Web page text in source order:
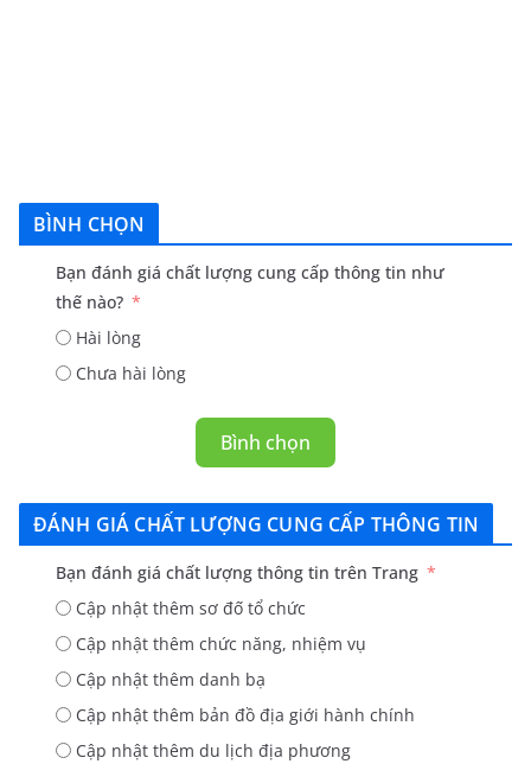
BÌNH CHỌN
Bạn đánh giá chất lượng cung cấp thông tin như
thế nào?
Hài lòng
Chưa hài lòng
Bình chọn
ĐÁNH GIÁ CHẤT LƯỢNG CUNG CẤP THÔNG TIN
Bạn đánh giá chất lượng thông tin trên Trang
Cập nhật thêm sơ đố tổ chức
Cập nhật thêm chức năng, nhiệm vụ
Cập nhật thêm danh bạ
Cập nhật thêm bản đồ địa giới hành chính
Cập nhật thêm du lịch địa phương